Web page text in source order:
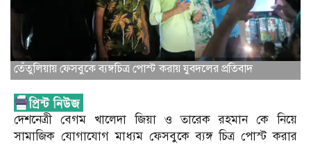
তেঁতুলিয়ায় ফেসবুকে ব্যঙ্গচিত্র পোস্ট করায় যুবদলের প্রতিবাদ
দেশনেত্রী বেগম খালেদা জিয়া ও তারেক রহমান কে নিয়ে
সামাজিক যোগাযোগ মাধ্যম ফেসবুকে ব্যঙ্গ চিত্র পোস্ট করার